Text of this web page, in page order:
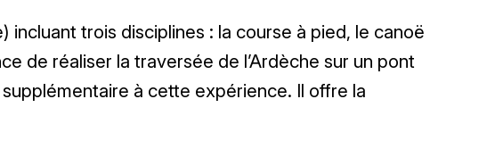
trois disciplines : la course à pied, le canoë
de réaliser la traversée de l’Ardèche sur un pont
à cette expérience. Il offre la